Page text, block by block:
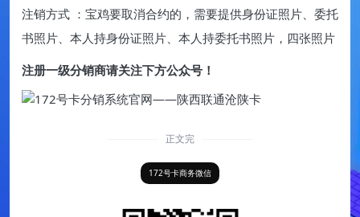
注销方式 ：宝鸡要取消合约的，需要提供身份证照片、委托
书照片、本人持身份证照片、本人持委托书照片，四张照片
注册一级分销商请关注下方公众号！
正文完
172号卡商务微信